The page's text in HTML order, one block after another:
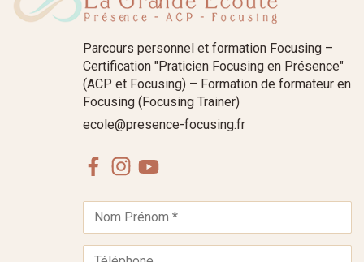
Parcours personnel et formation Focusing –
Certification "Praticien Focusing en Présence"
(ACP et Focusing) – Formation de formateur en
Focusing (Focusing Trainer)
ecole@presence-focusing.fr
FacebookInstagram